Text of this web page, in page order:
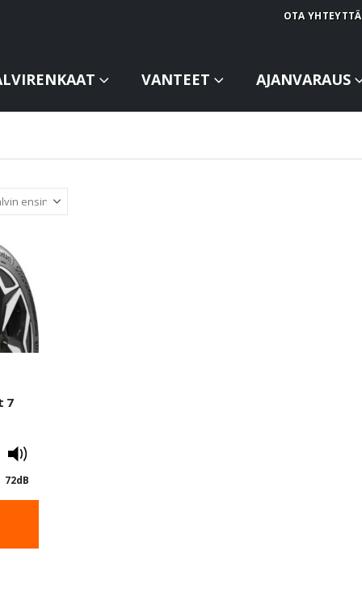
OTA YHTEYTTÄ
VANTEET AJANVARAUS
7
72dB